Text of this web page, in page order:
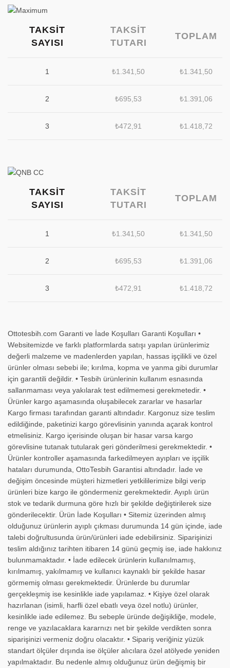
TAKSIT
SAYISI
TAKSIT
TUTARI
TOPLAM
1 ₺1.341,50 ₺1.341,50
2 ₺695,53 ₺1.391,06
3 ₺472,91 ₺1.418,72
TAKSIT
SAYISI
TAKSIT
TUTARI
TOPLAM
1 ₺1.341,50 ₺1.341,50
2 ₺695,53 ₺1.391,06
3 ₺472,91 ₺1.418,72
Ottotesbih.com Garanti ve İade Koşulları Garanti Koşulları •
Websitemizde ve farklı platformlarda satışı yapılan ürünlerimiz
değerli malzeme ve madenlerden yapılan, hassas işçilikli ve özel
ürünler olması sebebi ile; kırılma, kopma ve yanma gibi durumlar
için garantili değildir. • Tesbih ürünlerinin kullanım esnasında
sallanmaması veya yakılarak test edilmemesi gerekmetedir. •
Ürünler kargo aşamasında oluşabilecek zararlar ve hasarlar
Kargo firması tarafından garanti altındadır. Kargonuz size teslim
edildiğinde, paketinizi kargo görevlisinin yanında açarak kontrol
etmelisiniz. Kargo içerisinde oluşan bir hasar varsa kargo
görevlisine tutanak tutularak geri gönderilmesi gerekmektedir. •
Ürünler kontroller aşamasında farkedilmeyen ayıpları ve işçilik
hataları durumunda, OttoTesbih Garantisi altındadır. İade ve
değişim öncesinde müşteri hizmetleri yetkililerimize bilgi verip
ürünleri bize kargo ile göndermeniz gerekmektedir. Ayıplı ürün
stok ve tedarik durmuna göre hızlı bir şekilde değiştirilerek size
gönderilecektir. Ürün İade Koşulları • Sitemiz üzerinden almış
olduğunuz ürünlerin ayıplı çıkması durumunda 14 gün içinde, iade
talebi doğrultusunda ürün/ürünleri iade edebilirsiniz. Siparişinizi
teslim aldığınız tarihten itibaren 14 günü geçmiş ise, iade hakkınız
bulunmamaktadır. • İade edilecek ürünlerin kullanılmamış,
kırılmamış, yakılmamış ve kullanıcı kaynaklı bir şekilde hasar
görmemiş olması gerekmektedir. Ürünlerde bu durumlar
gerçekleşmiş ise kesinlikle iade yapılamaz. • Kişiye özel olarak
hazırlanan (isimli, harfli özel ebatlı veya özel notlu) ürünler,
kesinlikle iade edilemez. Bu sebeple üründe değişikliğe, modele,
renge ve yazılacaklara kararnızı net bir şekilde verdikten sonra
siparişinizi vermeniz doğru olacaktır. • Sipariş veriğiniz yüzük
standart ölçüler dışında ise ölçüler alıcılara özel atölyede yeniden
yapılmaktadır. Bu nedenle almış olduğunuz ürün değişmiş bir